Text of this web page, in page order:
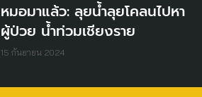
หมอมาแล้ว: ลุยน้ำลุยโคลนไปหา
ผู้ป่วย น้ำท่วมเชียงราย
15 กันยายน 2024